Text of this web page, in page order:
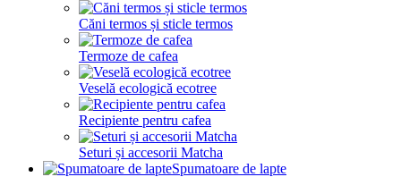
Căni termos și sticle termos
Termoze de cafea
Veselă ecologică ecotree
Recipiente pentru cafea
Seturi și accesorii Matcha
Spumatoare de lapte